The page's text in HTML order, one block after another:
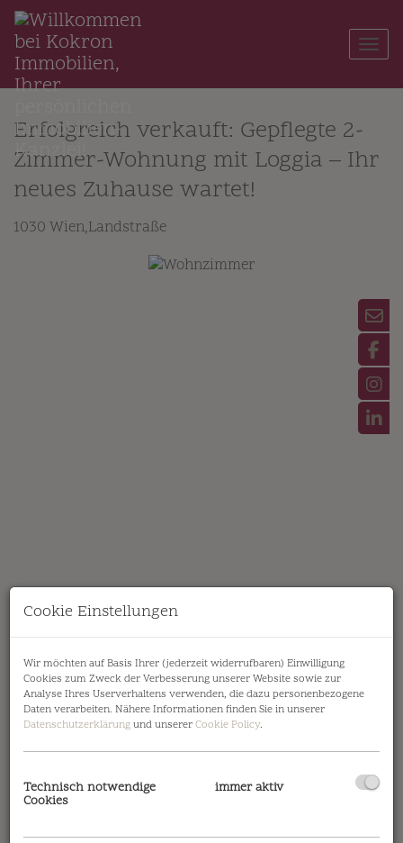
Erfolgreich verkauft: Gepflegte 2-
Zimmer-Wohnung mit Loggia – Ihr
neues Zuhause wartet!
1030 Wien,Landstraße
Wohnzimmer
Die Wohnung im 3. Bezirk von Wien besticht
Cookie Einstellungen
Wir möchten auf Basis Ihrer (jederzeit widerrufbaren) Einwilligung
Cookies zum Zweck der Verbesserung unserer Website sowie zur
Analyse Ihres Userverhaltens verwenden, die dazu personenbezogene
Daten verarbeiten. Nähere Informationen finden Sie in unserer
Datenschutzerklärungund unsererCookie Policy.
Technisch notwendige
Cookies
immer aktiv